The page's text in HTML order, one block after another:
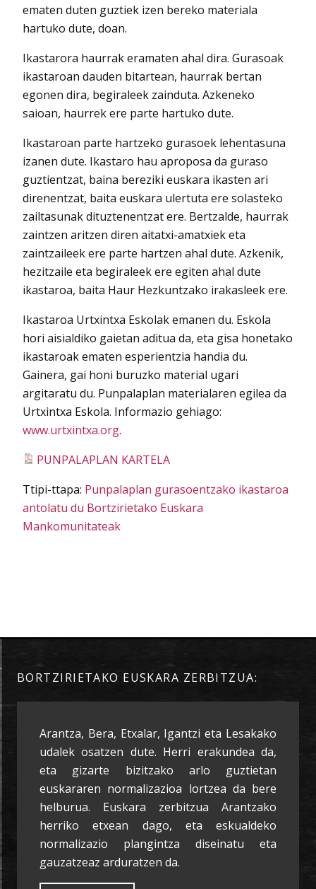
ematen duten guztiek izen bereko materiala
hartuko dute, doan.
Ikastarora haurrak eramaten ahal dira. Gurasoak
ikastaroan dauden bitartean, haurrak bertan
egonen dira, begiraleek zainduta. Azkeneko
saioan, haurrek ere parte hartuko dute.
Ikastaroan parte hartzeko gurasoek lehentasuna
izanen dute. Ikastaro hau aproposa da guraso
guztientzat, baina bereziki euskara ikasten ari
direnentzat, baita euskara ulertuta ere solasteko
zailtasunak dituztenentzat ere. Bertzalde, haurrak
zaintzen aritzen diren aitatxi-amatxiek eta
zaintzaileek ere parte hartzen ahal dute. Azkenik,
hezitzaile eta begiraleek ere egiten ahal dute
ikastaroa, baita Haur Hezkuntzako irakasleek ere.
Ikastaroa Urtxintxa Eskolak emanen du. Eskola
hori aisialdiko gaietan aditua da, eta gisa honetako
ikastaroak ematen esperientzia handia du.
Gainera, gai honi buruzko material ugari
argitaratu du. Punpalaplan materialaren egilea da
Urtxintxa Eskola. Informazio gehiago:
www.urtxintxa.org.
PUNPALAPLAN KARTELA
Ttipi-ttapa: Punpalaplan gurasoentzako ikastaroa
antolatu du Bortzirietako Euskara
Mankomunitateak
BORTZIRIETAKO EUSKARA ZERBITZUA:
Arantza, Bera, Etxalar, Igantzi eta Lesakako
udalek osatzen dute. Herri erakundea da,
eta gizarte bizitzako arlo guztietan
euskararen normalizazioa lortzea da bere
helburua. Euskara zerbitzua Arantzako
herriko etxean dago, eta eskualdeko
normalizazio plangintza diseinatu eta
gauzatzeaz arduratzen da.